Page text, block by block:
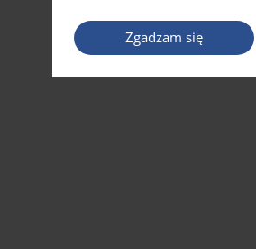
Zgadzam się